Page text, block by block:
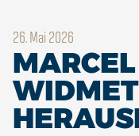
26. Mai 2026
MARCEL
IDMET